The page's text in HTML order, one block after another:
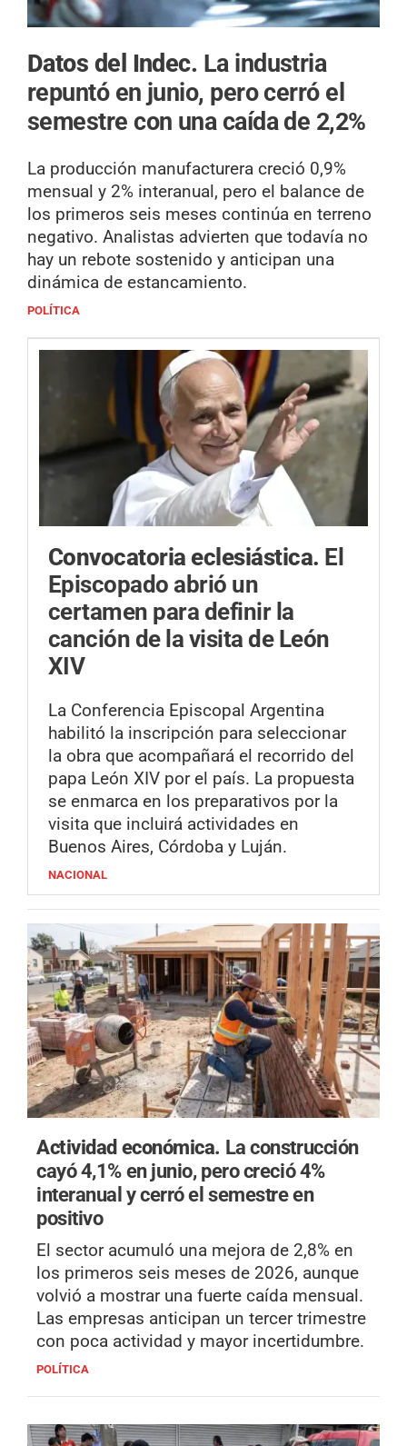
Datos del Indec. La industria
repuntó en junio, pero cerró el
semestre con una caída de 2,2%
La producción manufacturera creció 0,9%
mensual y 2% interanual, pero el balance de
los primeros seis meses continúa en terreno
negativo. Analistas advierten que todavía no
hay un rebote sostenido y anticipan una
dinámica de estancamiento.
POLÍTICA
Convocatoria eclesiástica. El
Episcopado abrió un
certamen para definir la
canción de la visita de León
XIV
La Conferencia Episcopal Argentina
habilitó la inscripción para seleccionar
la obra que acompañará el recorrido del
papa León XIV por el país. La propuesta
se enmarca en los preparativos por la
visita que incluirá actividades en
Buenos Aires, Córdoba y Luján.
NACIONAL
Actividad económica. La construcción
cayó 4,1% en junio, pero creció 4%
interanual y cerró el semestre en
positivo
El sector acumuló una mejora de 2,8% en
los primeros seis meses de 2026, aunque
volvió a mostrar una fuerte caída mensual.
Las empresas anticipan un tercer trimestre
con poca actividad y mayor incertidumbre.
POLÍTICA